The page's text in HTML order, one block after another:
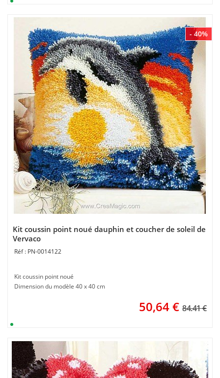
- 40%
Kit coussin point noué dauphin et coucher de soleil de
Vervaco
PN-0014122
Kit coussin point noué
Dimension du modèle 40 x 40 cm
50,64€ 84.41 €